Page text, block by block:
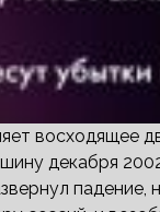
восходящее
декабря
падение,